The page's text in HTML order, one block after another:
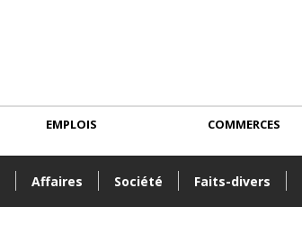
Affaires Société Faits-divers
EMPLOIS COMMERCES